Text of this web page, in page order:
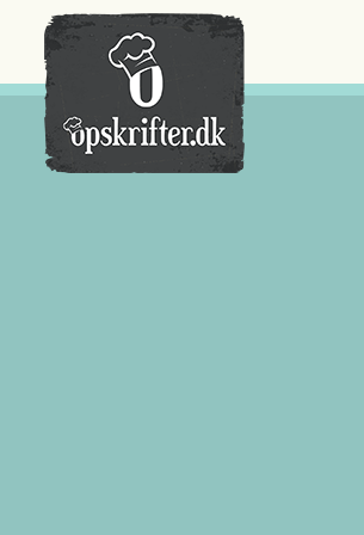
Der er ingen varer i din kurv.